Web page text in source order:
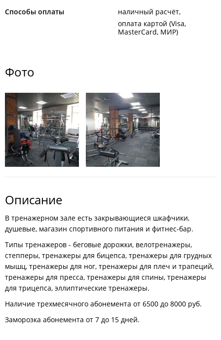
Способы оплаты
наличный расчёт
оплата картой (Visa,
MasterCard, МИР)
Фото
Описание
В тренажерном зале есть закрывающиеся шкафчики,
душевые, магазин спортивного питания и фитнес-бар.
Типы тренажеров - беговые дорожки, велотренажеры,
степперы, тренажеры для бицепса, тренажеры для грудных
мышц, тренажеры для ног, тренажеры для плеч и трапеций,
тренажеры для пресса, тренажеры для спины, тренажеры
для трицепса, эллиптические тренажеры.
Наличие трехмесячного абонемента от 6500 до 8000 руб.
Заморозка абонемента от 7 до 15 дней.